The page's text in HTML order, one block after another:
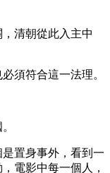
清朝從此入主中
須符合這一法理。
置身事外，看到一
電影中每一個人，